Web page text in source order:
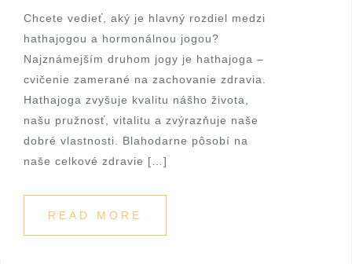
Chcete vedieť, aký je hlavný rozdiel medzi
hathajogou a hormonálnou jogou?
Najznámejším druhom jogy je hathajoga –
cvičenie zamerané na zachovanie zdravia.
Hathajoga zvyšuje kvalitu nášho života,
našu pružnosť, vitalitu a zvýrazňuje naše
dobré vlastnosti. Blahodarne pôsobí na
naše celkové zdravie […]
READ MORE